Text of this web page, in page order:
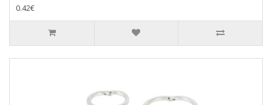
0.42€